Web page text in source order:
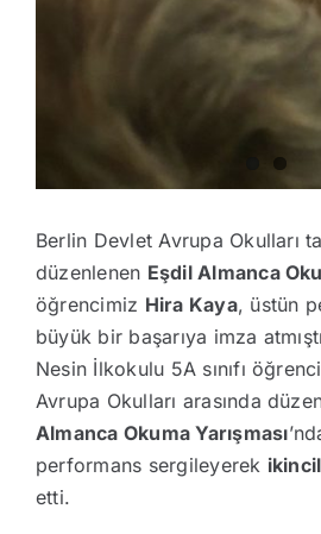
Berlin Devlet Avrupa Okulları
düzenlenen Eşdil Almanca
öğrencimiz Hira Kaya, üstün
büyük bir başarıya imza
Nesin İlkokulu 5A sınıfı
Avrupa Okulları arasında
Almanca Okuma Yarışması
performans sergileyerek
etti.